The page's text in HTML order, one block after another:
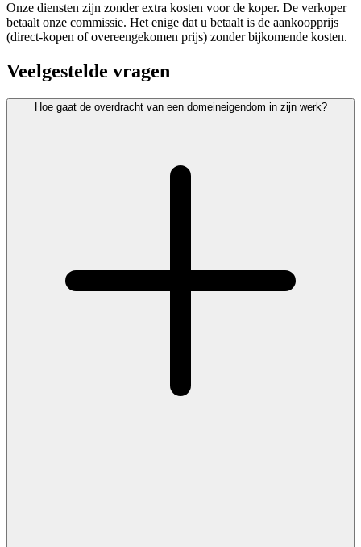
Onze diensten zijn zonder extra kosten voor de koper. De verkoper
betaalt onze commissie. Het enige dat u betaalt is de aankoopprijs
(direct-kopen of overeengekomen prijs) zonder bijkomende kosten.
Veelgestelde vragen
Hoe gaat de overdracht van een domeineigendom in zijn werk?